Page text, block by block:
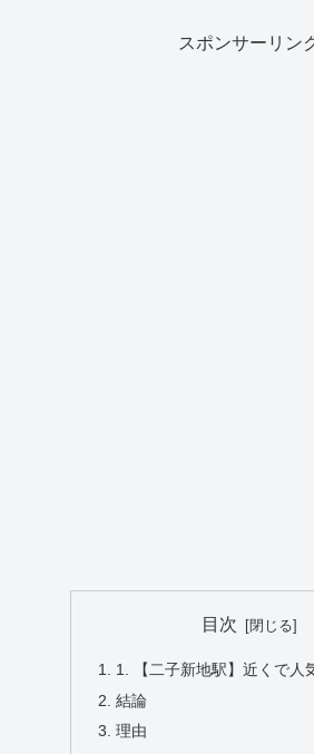
スポンサーリン
目次
1. 【二子新地駅】近くで人
結論
理由